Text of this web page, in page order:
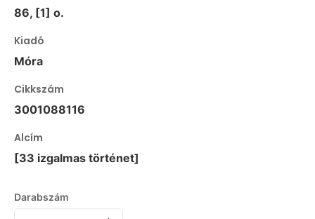
86, [1] o.
Kiadó
Móra
Cikkszám
3001088116
Alcím
[33 izgalmas történet]
Darabszám